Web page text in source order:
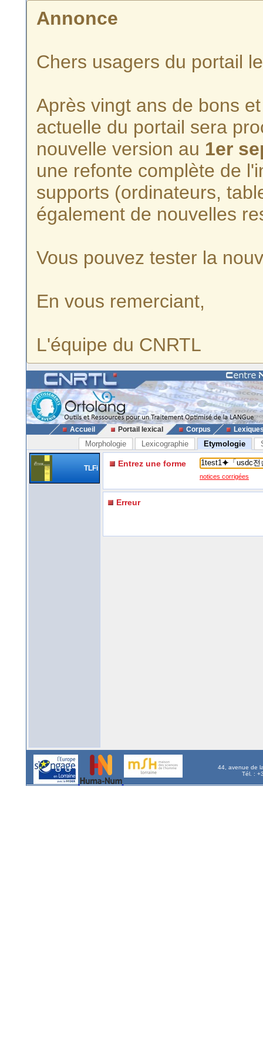
Annonce
Chers usagers du portail
Après vingt ans de bons
actuelle du portail sera
nouvelle version au 1er
une refonte complète de
supports (ordinateurs,
également de nouvelles
Vous pouvez tester la
En vous remerciant,
L'équipe du CNRTL
Accueil Portail lexical Corpus
Morphologie Lexicographie Etymologie
TLFi Entrez une forme
notices corrigées
Erreur
44, avenue de
Tél. :